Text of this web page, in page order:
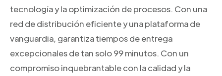
tecnología y la optimización de procesos. Con una
red de distribución eficiente y una plataforma de
vanguardia, garantiza tiempos de entrega
excepcionales de tan solo 99 minutos. Con un
compromiso inquebrantable con la calidad y la